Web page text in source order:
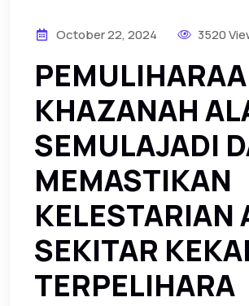
October 22, 2024 3520
KHAZANAH
SEMULAJADI
MEMASTIKAN
KELESTARIAN
SEKITAR
TERPELIHARA